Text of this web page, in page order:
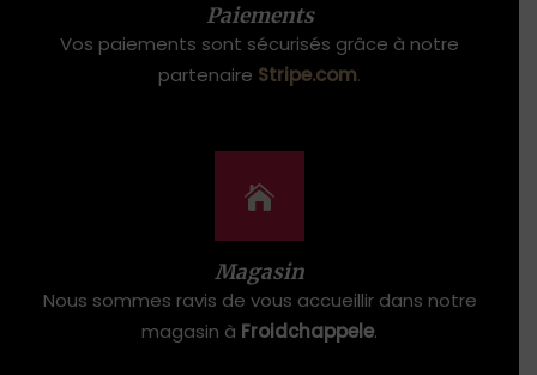
Paiements
Vos paiements sont sécurisés grâce à notre
partenaire Stripe.com.
Magasin
Nous sommes ravis de vous accueillir dans notre
magasin à Froidchappele.